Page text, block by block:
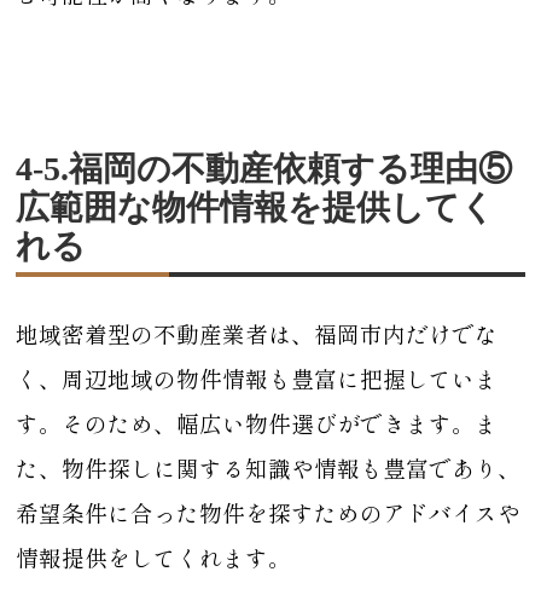
4-5.福岡の不動産依頼する理由⑤
広範囲な物件情報を提供してく
れる
地域密着型の不動産業者は、福岡市内だけでな
く、周辺地域の物件情報も豊富に把握していま
す。そのため、幅広い物件選びができます。ま
た、物件探しに関する知識や情報も豊富であり、
希望条件に合った物件を探すためのアドバイスや
情報提供をしてくれます。